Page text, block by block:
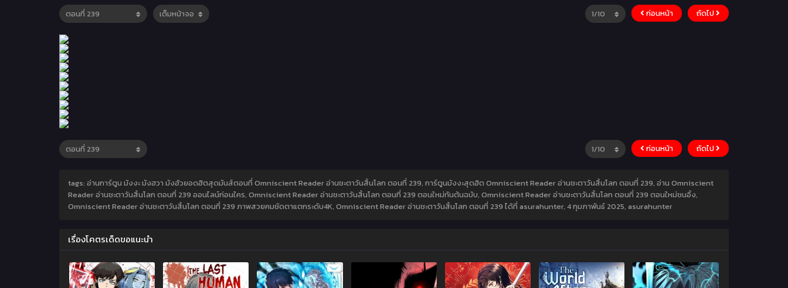
ก่อนหน้า ถัดไป
ก่อนหน้า ถัดไป
tags: อ่านการ์ตูน มังงะ มังฮวา มังฮัวยอดฮิตสุดมันส์ตอนที่ Omniscient Reader อ่านชะตาวันสิ้นโลก ตอนที่ 239, การ์ตูนมังงะสุดฮิต Omniscient Reader อ่านชะตาวันสิ้นโลก ตอนที่ 239, อ่าน Omniscient
Reader อ่านชะตาวันสิ้นโลก ตอนที่ 239 ออนไลน์ก่อนใคร, Omniscient Reader อ่านชะตาวันสิ้นโลก ตอนที่ 239 ตอนใหม่ทันต้นฉบับ, Omniscient Reader อ่านชะตาวันสิ้นโลก ตอนที่ 239 ตอนใหม่ชนอิ้ง,
Omniscient Reader อ่านชะตาวันสิ้นโลก ตอนที่ 239 ภาพสวยคมชัดตาแตกระดับ4K, Omniscient Reader อ่านชะตาวันสิ้นโลก ตอนที่ 239 ได้ที่ asurahunter, 4 กุมภาพันธ์ 2025, asurahunter
เรื่องโคตรเด็ดขอแนะนำ